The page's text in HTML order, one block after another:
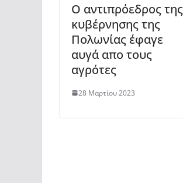
Ο αντιπρόεδρος της
κυβέρνησης της
Πολωνίας έφαγε
αυγά απο τους
αγρότες
28 Μαρτίου 2023